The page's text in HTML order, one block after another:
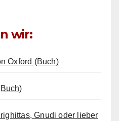
wir:
Oxford (Buch)
Gnudi oder lieber